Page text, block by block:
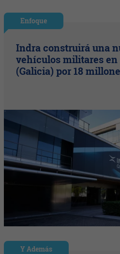
Enfoque
Indra construirá una
vehículos militares en
(Galicia) por 18
Y Además